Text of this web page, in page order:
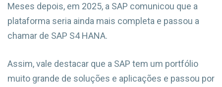
Meses depois, em 2025, a SAP comunicou que a
plataforma seria ainda mais completa e passou a
chamar de SAP S4 HANA.
Assim, vale destacar que a SAP tem um portfólio
muito grande de soluções e aplicações e passou por